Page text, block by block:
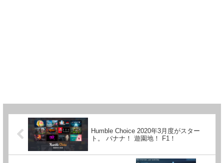
Humble Choice 2020年3月度がスター
ト。 バナナ！ 遊園地！ F1！